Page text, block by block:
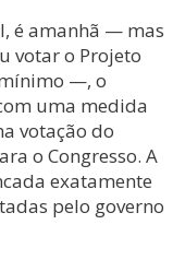
é amanhã — mas
votar o Projeto
—, o
uma medida
votação do
o Congresso. A
exatamente
pelo governo